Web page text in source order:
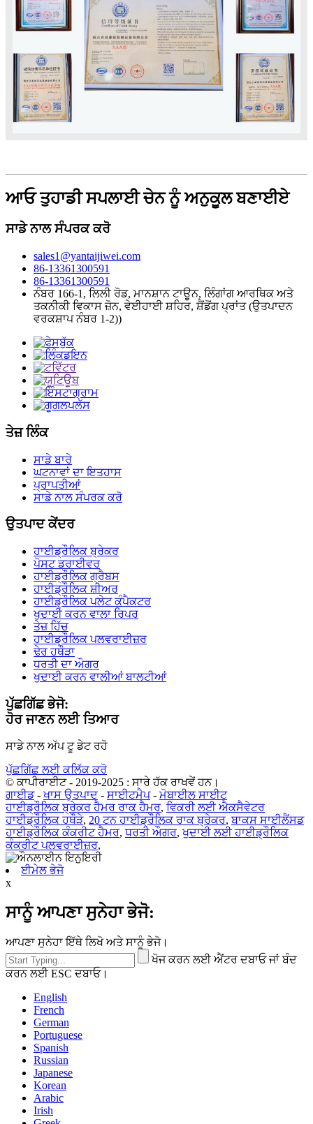
ਆਓ ਤੁਹਾਡੀ ਸਪਲਾਈ ਚੇਨ ਨੂੰ ਅਨੁਕੂਲ ਬਣਾਈਏ
ਸਾਡੇ ਨਾਲ ਸੰਪਰਕ ਕਰੋ
sales1@yantaijiwei.com
86-13361300591
86-13361300591
ਨੰਬਰ 166-1, ਲਿਲੀ ਰੋਡ, ਮਾਨਸ਼ਾਨ ਟਾਊਨ, ਲਿੰਗਾਂਗ ਆਰਥਿਕ ਅਤੇ
ਤਕਨੀਕੀ ਵਿਕਾਸ ਜ਼ੋਨ, ਵੇਈਹਾਈ ਸ਼ਹਿਰ, ਸ਼ੈਂਡੋਂਗ ਪ੍ਰਾਂਤ (ਉਤਪਾਦਨ
ਵਰਕਸ਼ਾਪ ਨੰਬਰ 1-2))
ਤੇਜ਼ ਲਿੰਕ
ਸਾਡੇ ਬਾਰੇ
ਘਟਨਾਵਾਂ ਦਾ ਇਤਹਾਸ
ਪ੍ਰਾਪਤੀਆਂ
ਸਾਡੇ ਨਾਲ ਸੰਪਰਕ ਕਰੋ
ਉਤਪਾਦ ਕੇਂਦਰ
ਹਾਈਡ੍ਰੌਲਿਕ ਬ੍ਰੇਕਰ
ਪੋਸਟ ਡਰਾਈਵਰ
ਹਾਈਡ੍ਰੌਲਿਕ ਗ੍ਰੈਬਸ
ਹਾਈਡ੍ਰੌਲਿਕ ਸ਼ੀਅਰ
ਹਾਈਡ੍ਰੌਲਿਕ ਪਲੇਟ ਕੰਪੈਕਟਰ
ਖੁਦਾਈ ਕਰਨ ਵਾਲਾ ਰਿਪਰ
ਤੇਜ਼ ਹਿੱਚ
ਹਾਈਡ੍ਰੌਲਿਕ ਪਲਵਰਾਈਜ਼ਰ
ਢੇਰ ਹਥੌੜਾ
ਧਰਤੀ ਦਾ ਔਗਰ
ਖੁਦਾਈ ਕਰਨ ਵਾਲੀਆਂ ਬਾਲਟੀਆਂ
ਪੁੱਛਗਿੱਛ ਭੇਜੋ:
ਹੋਰ ਜਾਣਨ ਲਈ ਤਿਆਰ
ਸਾਡੇ ਨਾਲ ਅੱਪ ਟੂ ਡੇਟ ਰਹੋ
ਪੁੱਛਗਿੱਛ ਲਈ ਕਲਿੱਕ ਕਰੋ
© ਕਾਪੀਰਾਈਟ - 2019-2025 : ਸਾਰੇ ਹੱਕ ਰਾਖਵੇਂ ਹਨ।
ਗਾਈਡ-ਖਾਸ ਉਤਪਾਦ - ਸਾਈਟਮੈਪ- ਮੋਬਾਈਲ ਸਾਈਟ
ਹਾਈਡ੍ਰੌਲਿਕ ਬ੍ਰੇਕਰ ਹੈਮਰ ਰਾਕ ਹੈਮਰ, ਵਿਕਰੀ ਲਈ ਐਕਸੈਵੇਟਰ
ਹਾਈਡ੍ਰੌਲਿਕ ਹਥੌੜੇ, 20 ਟਨ ਹਾਈਡ੍ਰੌਲਿਕ ਰਾਕ ਬ੍ਰੇਕਰ,ਬਾਕਸ ਸਾਈਲੈਂਸਡ
ਹਾਈਡ੍ਰੌਲਿਕ ਕੰਕਰੀਟ ਹੈਮਰ,ਧਰਤੀ ਔਗਰ,ਖੁਦਾਈ ਲਈ ਹਾਈਡ੍ਰੌਲਿਕ
ਕੰਕਰੀਟ ਪਲਵਰਾਈਜ਼ਰ,
ਈਮੇਲ ਭੇਜੋ
x
ਸਾਨੂੰ ਆਪਣਾ ਸੁਨੇਹਾ ਭੇਜੋ:
ਆਪਣਾ ਸੁਨੇਹਾ ਇੱਥੇ ਲਿਖੋ ਅਤੇ ਸਾਨੂੰ ਭੇਜੋ।
ਖੋਜ ਕਰਨ ਲਈ ਐਂਟਰ ਦਬਾਓ ਜਾਂ ਬੰਦ
ਕਰਨ ਲਈ ESC ਦਬਾਓ।
English
French
German
Portuguese
Spanish
Russian
Japanese
Korean
Arabic
Irish